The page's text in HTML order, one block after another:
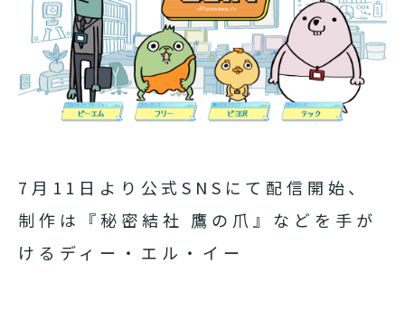
7月11日より公式SNSにて配信開始、
制作は『秘密結社 鷹の爪』などを手が
けるディー・エル・イー